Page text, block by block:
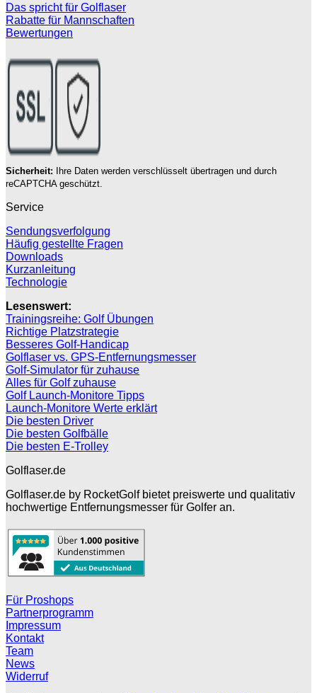
Das spricht für Golflaser
Rabatte für Mannschaften
Bewertungen
Sicherheit: Ihre Daten werden verschlüsselt übertragen und durch
reCAPTCHA geschützt.
Service
Sendungsverfolgung
Häufig gestellte Fragen
Downloads
Kurzanleitung
Technologie
Lesenswert:
Trainingsreihe: Golf Übungen
Richtige Platzstrategie
Besseres Golf-Handicap
Golflaser vs. GPS-Entfernungsmesser
Golf-Simulator für zuhause
Alles für Golf zuhause
Golf Launch-Monitore Tipps
Launch-Monitore Werte erklärt
Die besten Driver
Die besten Golfbälle
Die besten E-Trolley
Golflaser.de
Golflaser.de by RocketGolf bietet preiswerte und qualitativ
hochwertige Entfernungsmesser für Golfer an.
Für Proshops
Partnerprogramm
Impressum
Kontakt
Team
News
Widerruf